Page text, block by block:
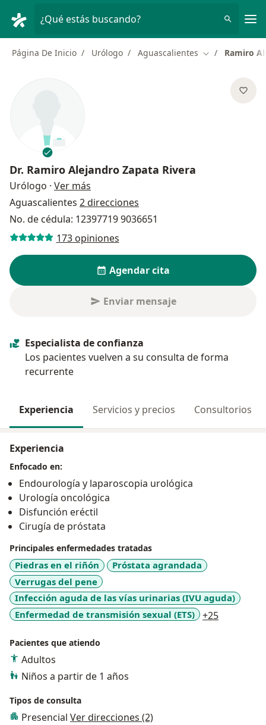
¿Qué estás buscando?
Página De Inicio Urólogo Aguascalientes Cambiar de
Ramiro
Dr. Ramiro Alejandro Zapata Rivera
Urólogo · Ver más
Aguascalientes 2 direcciones
No. de cédula: 12397719 9036651
173 opiniones
Agendar cita
Enviar mensaje
Especialista de confianza
Los pacientes vuelven a su consulta de forma
recurrente
Experiencia Servicios y precios Consultorios
Experiencia
Enfocado en:
Endourología y laparoscopia urológica
Urología oncológica
Disfunción eréctil
Cirugía de próstata
Principales enfermedades tratadas
Piedras en el riñón
Próstata agrandada
Verrugas del pene
Infección aguda de las vías urinarias (IVU aguda)
Enfermedad de transmisión sexual (ETS)
+25
Pacientes que atiendo
Adultos
Niños a partir de 1 años
Tipos de consulta
Presencial Ver direcciones (2)